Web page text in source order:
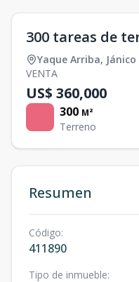
300 tareas de
Yaque Arriba, Jánico
VENTA
US$ 360,000
300 M²
Terreno
Resumen
Código:
411890
Tipo de inmueble: